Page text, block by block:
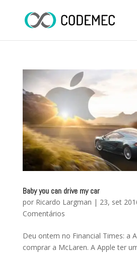
Baby you can drive my car
por Ricardo Largman | 23, set
Comentários
Deu ontem no Financial Times: a
comprar a McLaren. A Apple ter